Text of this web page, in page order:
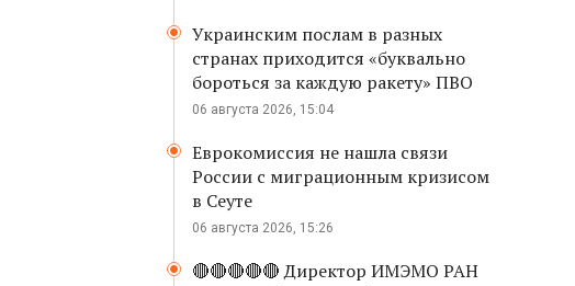
Украинским послам в разных
странах приходится «буквально
бороться за каждую ракету» ПВО
06 августа 2026, 15:04
Еврокомиссия не нашла связи
России с миграционным кризисом
в Сеуте
06 августа 2026, 15:26
🔴🔴🔴🔴🔴 Директор ИМЭМО РАН